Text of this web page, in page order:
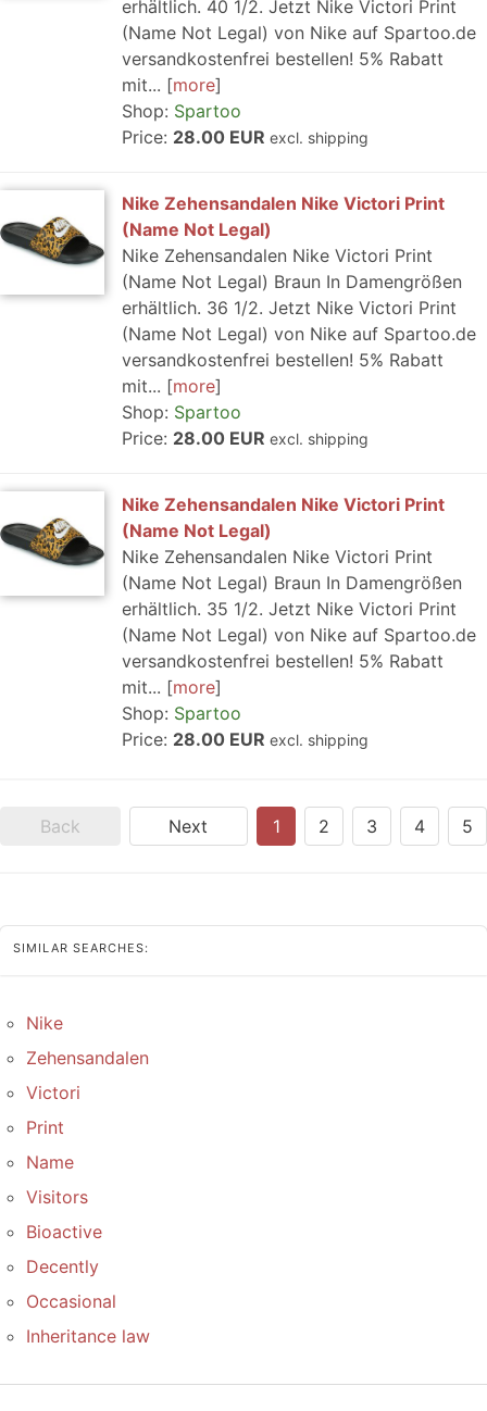
erhältlich. 40 1/2. Jetzt Nike Victori Print
(Name Not Legal) von Nike auf Spartoo.de
versandkostenfrei bestellen! 5% Rabatt
mit...
more
Shop: Spartoo
Price: 28.00 EUR excl. shipping
Nike Zehensandalen Nike Victori Print
(Name Not Legal)
Nike Zehensandalen Nike Victori Print
(Name Not Legal) Braun In Damengrößen
erhältlich. 36 1/2. Jetzt Nike Victori Print
(Name Not Legal) von Nike auf Spartoo.de
versandkostenfrei bestellen! 5% Rabatt
mit...
more
Shop: Spartoo
Price: 28.00 EUR excl. shipping
Nike Zehensandalen Nike Victori Print
(Name Not Legal)
Nike Zehensandalen Nike Victori Print
(Name Not Legal) Braun In Damengrößen
erhältlich. 35 1/2. Jetzt Nike Victori Print
(Name Not Legal) von Nike auf Spartoo.de
versandkostenfrei bestellen! 5% Rabatt
mit...
more
Shop: Spartoo
Price: 28.00 EUR excl. shipping
Back Next 1 2 3 4 5
SIMILAR SEARCHES:
Nike
Zehensandalen
Victori
Print
Name
Visitors
Bioactive
Decently
Occasional
Inheritance law